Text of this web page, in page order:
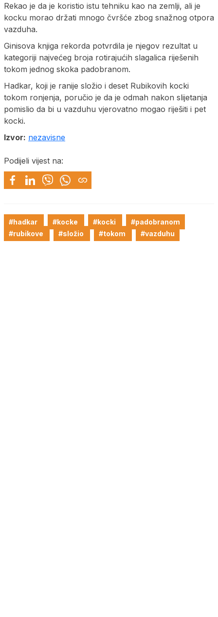
Rekao je da je koristio istu tehniku kao na zemlji, ali je
kocku morao držati mnogo čvršće zbog snažnog otpora
vazduha.
Ginisova knjiga rekorda potvrdila je njegov rezultat u
kategoriji najvećeg broja rotirajućih slagalica riješenih
tokom jednog skoka padobranom.
Hadkar, koji je ranije složio i deset Rubikovih kocki
tokom ronjenja, poručio je da je odmah nakon slijetanja
pomislio da bi u vazduhu vjerovatno mogao riješiti i pet
kocki.
Izvor: nezavisne
Podijeli vijest na:
#hadkar #kocke #kocki
#padobranom
#rubikove
#složio #tokom #vazduhu